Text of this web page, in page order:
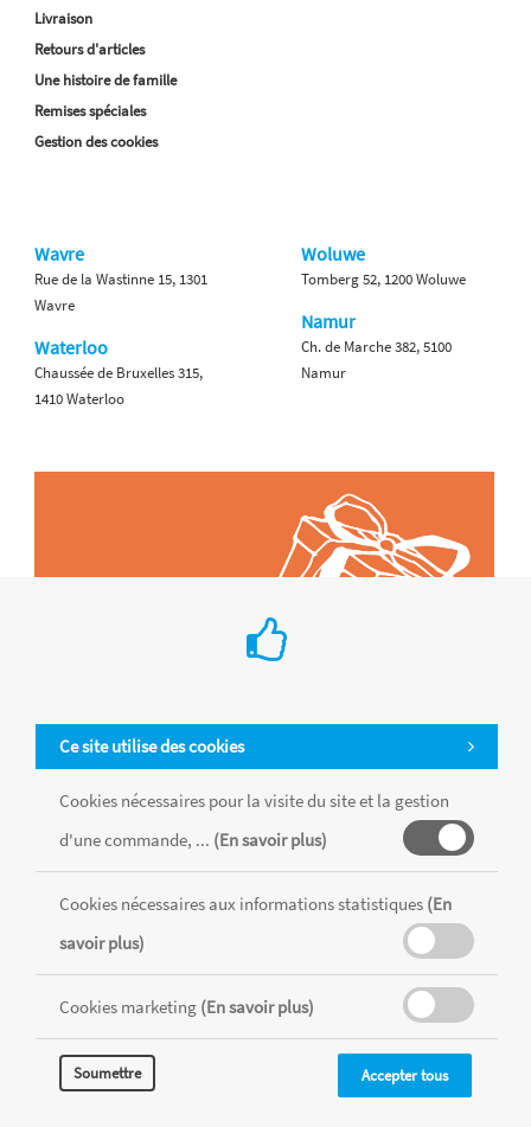
Ce site utilise des cookies
Cookies nécessaires pour la visite du site et la gestion
d'une commande, ... (En savoir plus)
Cookies nécessaires aux informations statistiques (En
savoir plus)
Cookies marketing (En savoir plus)
Soumettre Accepter tous
Livraison
Retours d'articles
Une histoire de famille
Remises spéciales
Gestion des cookies
Wavre
Rue de la Wastinne 15, 1301
Wavre
Waterloo
Chaussée de Bruxelles 315,
1410 Waterloo
Woluwe
Tomberg 52, 1200 Woluwe
Namur
Ch. de Marche 382, 5100
Namur
Tous les produits sont vendus dans la limite des stocks disponibles de
MENTIONS LÉGALES CONDITIONS GÉNÉRALES
RÉALISÉ AVEC MERCATOR